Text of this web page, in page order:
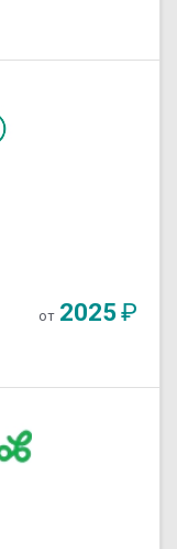
от 2025₽